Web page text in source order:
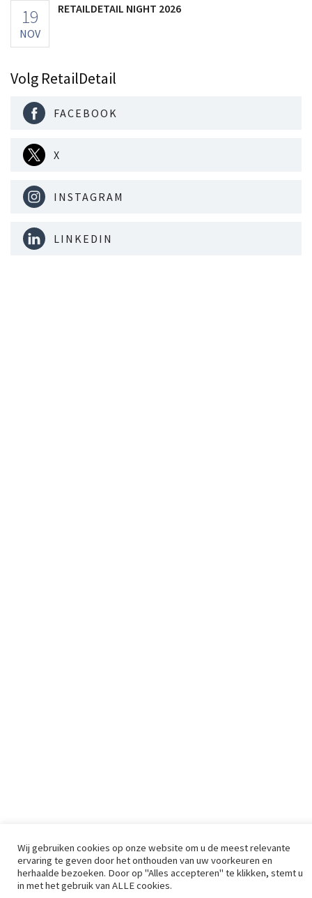
19
NOV
RETAILDETAIL NIGHT 2026
Volg RetailDetail
FACEBOOK
X
INSTAGRAM
LINKEDIN
Sinds 2009 is RetailDetail hét toonaangevende B2B-
Wij gebruiken cookies op onze website om u de meest relevante
ervaring te geven door het onthouden van uw voorkeuren en
herhaalde bezoeken. Door op "Alles accepteren" te klikken, stemt u
in met het gebruik van ALLE cookies.